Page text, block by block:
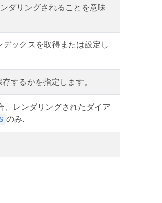
ダリングされることを意味
ックスを取得または設定し
するかを指定します。
、レンダリングされたダイア
のみ.